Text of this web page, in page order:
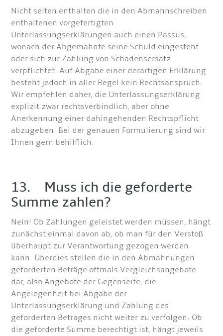
Nicht selten enthalten die in den Abmahnschreiben
enthaltenen vorgefertigten
Unterlassungserklärungen auch einen Passus,
wonach der Abgemahnte seine Schuld eingesteht
oder sich zur Zahlung von Schadensersatz
verpflichtet. Auf Abgabe einer derartigen Erklärung
besteht jedoch in aller Regel kein Rechtsanspruch.
Wir empfehlen daher, die Unterlassungserklärung
explizit zwar rechtsverbindlich, aber ohne
Anerkennung einer dahingehenden Rechtspflicht
abzugeben. Bei der genauen Formulierung sind wir
Ihnen gern behilflich.
13. Muss ich die geforderte
Summe zahlen?
Nein! Ob Zahlungen geleistet werden müssen, hängt
zunächst einmal davon ab, ob man für den Verstoß
überhaupt zur Verantwortung gezogen werden
kann. Überdies stellen die in den Abmahnungen
geforderten Beträge oftmals Vergleichsangebote
dar, also Angebote der Gegenseite, die
Angelegenheit bei Abgabe der
Unterlassungserklärung und Zahlung des
geforderten Betrages nicht weiter zu verfolgen. Ob
die geforderte Summe berechtigt ist, hängt jeweils